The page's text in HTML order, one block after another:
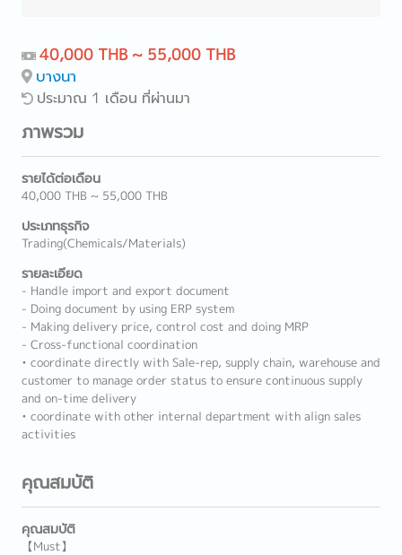
40,000 THB ~ 55,000 THB
บางนา
ประมาณ 1 เดือน ที่ผ่านมา
ภาพรวม
รายได้ต่อเดือน
40,000 THB ~ 55,000 THB
ประเภทธุรกิจ
Trading(Chemicals/Materials)
รายละเอียด
- Handle import and export document
- Doing document by using ERP system
- Making delivery price, control cost and doing MRP
- Cross-functional coordination
• coordinate directly with Sale-rep, supply chain, warehouse and
customer to manage order status to ensure continuous supply
and on-time delivery
• coordinate with other internal department with align sales
activities
คุณสมบัติ
คุณสมบัติ
【Must】